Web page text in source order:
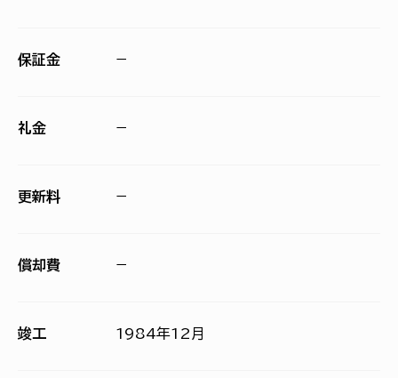
保証金 −
礼金 −
更新料 −
償却費 −
竣工 1984年12月